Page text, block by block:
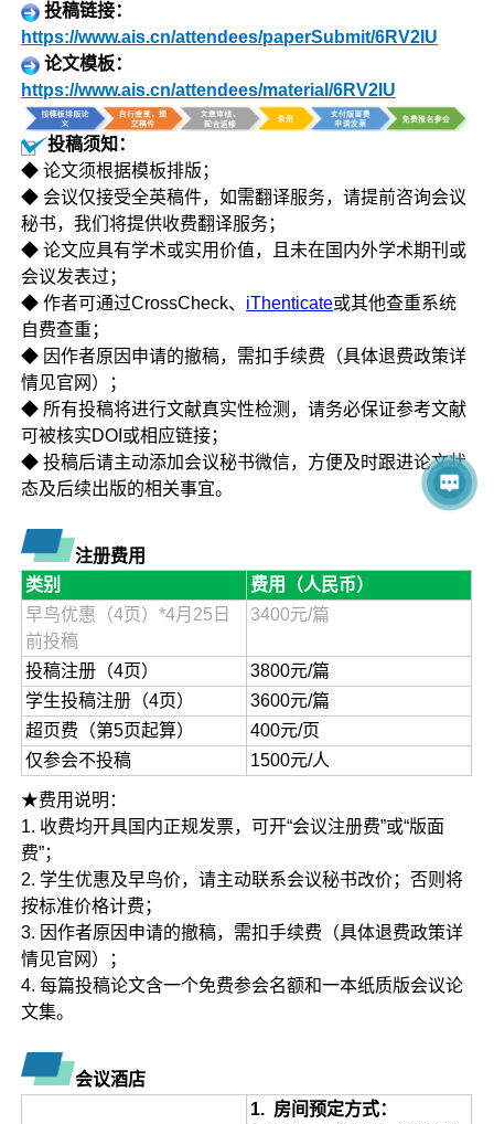
投稿链接：
https://www.ais.cn/attendees/paperSubmit/6RV2IU
论文模板：
https://www.ais.cn/attendees/material/6RV2IU
投稿须知：
◆ 论文须根据模板排版；
◆ 会议仅接受全英稿件，如需翻译服务，请提前咨询会议
秘书，我们将提供收费翻译服务；
◆ 论文应具有学术或实用价值，且未在国内外学术期刊或
会议发表过；
◆ 作者可通过CrossCheck、 iThenticate或其他查重系统
自费查重；
◆ 因作者原因申请的撤稿，需扣手续费（具体退费政策详
情见官网）；
◆ 所有投稿将进行文献真实性检测，请务必保证参考文献
可被核实DOI或相应链接；
◆ 投稿后请主动添加会议秘书微信，方便及时跟进论文状
态及后续出版的相关事宜。
注册费用
类别
费用（人民币）
早鸟优惠（4页）*4月25日
前投稿
3400元/篇
投稿注册（4页）
3800元/篇
学生投稿注册（4页）
3600元/篇
超页费（第5页起算）
400元/页
仅参会不投稿
1500元/人
★费用说明：
1. 收费均开具国内正规发票，可开“会议注册费”或“版面
费”；
2. 学生优惠及早鸟价，请主动联系会议秘书改价；否则将
按标准价格计费；
3. 因作者原因申请的撤稿，需扣手续费（具体退费政策详
情见官网）；
4. 每篇投稿论文含一个免费参会名额和一本纸质版会议论
文集。
会议酒店
1. 房间预定方式：